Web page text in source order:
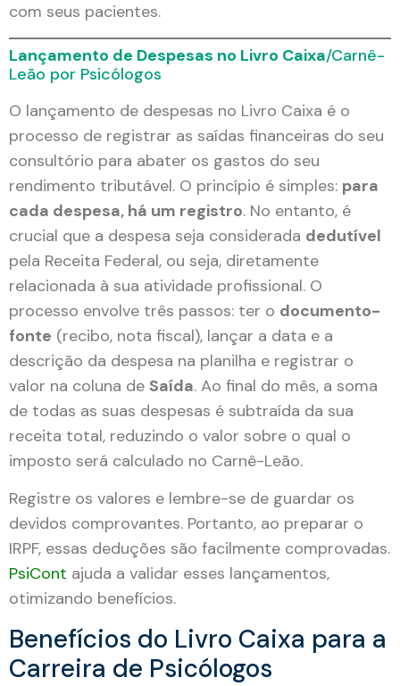
com seus pacientes.
Lançamento de Despesas no Livro Caixa/Carnê-
Leão por Psicólogos
O lançamento de despesas no Livro Caixa é o
processo de registrar as saídas financeiras do seu
consultório para abater os gastos do seu
rendimento tributável. O princípio é simples: para
cada despesa, há um registro. No entanto, é
crucial que a despesa seja considerada dedutível
pela Receita Federal, ou seja, diretamente
relacionada à sua atividade profissional. O
processo envolve três passos: ter o documento-
fonte (recibo, nota fiscal), lançar a data e a
descrição da despesa na planilha e registrar o
valor na coluna de Saída. Ao final do mês, a soma
de todas as suas despesas é subtraída da sua
receita total, reduzindo o valor sobre o qual o
imposto será calculado no Carnê-Leão.
Registre os valores e lembre-se de guardar os
devidos comprovantes. Portanto, ao preparar o
IRPF, essas deduções são facilmente comprovadas.
PsiCont ajuda a validar esses lançamentos,
otimizando benefícios.
Benefícios do Livro Caixa para a
Carreira de Psicólogos